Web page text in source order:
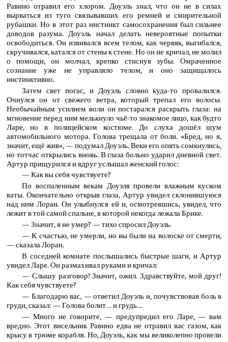
Равино отравил его хлором. Доуэль знал, что он не в силах
вырваться из туго связывавших его ремней и смирительной
рубашки. Но в этот раз инстинкт самосохранения был сильнее
доводов разума. Доуэль начал делать невероятные попытки
освободиться. Он извивался всем телом, как червяк, выгибался,
скручивался, катался от стены к стене. Но он не кричал, не молил
о помощи, он молчал, крепко стиснув зубы. Омраченное
сознание уже не управляло телом, и оно защищалось
инстинктивно.
Затем свет погас, и Доуэль словно куда-то провалился.
Очнулся он от свежего ветра, который трепал его волосы.
Необычайным усилием воли он постарался раскрыть глаза: на
мгновение перед ним мелькнуло чьё-то знакомое лицо, как будто
Ларе, но в полицейском костюме. До слуха дошёл шум
автомобильного мотора. Голова трещала от боли. «Бред, но я,
значит, ещё жив», — подумал Доуэль. Веки его опять сомкнулись,
но тотчас открылись вновь. В глаза больно ударил дневной свет.
Артур прищурился и вдруг услышал женский голос:
— Как вы себя чувствуете?
По воспаленным векам Доуэля провели влажным куском
ваты. Окончательно открыв глаза, Артур увидел склонившуюся
над ним Лоран. Он улыбнулся ей и, осмотревшись, увидел, что
лежит в той самой спальне, в которой некогда лежала Брике.
— Значит, я не умер? — тихо спросил Доуэль.
— К счастью, не умерли, но вы были на волоске от смерти,
— сказала Лоран.
В соседней комнате послышались быстрые шаги, и Артур
увидел Ларе. Он размахивал руками и кричал:
— Слышу разговор! Значит, ожил. Здравствуйте, мой друг!
Как себя чувствуете?
— Благодарю вас, — ответил Доуэль и, почувствовав боль в
груди, сказал: — Голова болит… и грудь…
— Много не говорите, — предупредил его Ларе, — вам
вредно. Этот висельник Равино едва не отравил вас газом, как
крысу в трюме корабля. Но, Доуэль, как мы великолепно провели